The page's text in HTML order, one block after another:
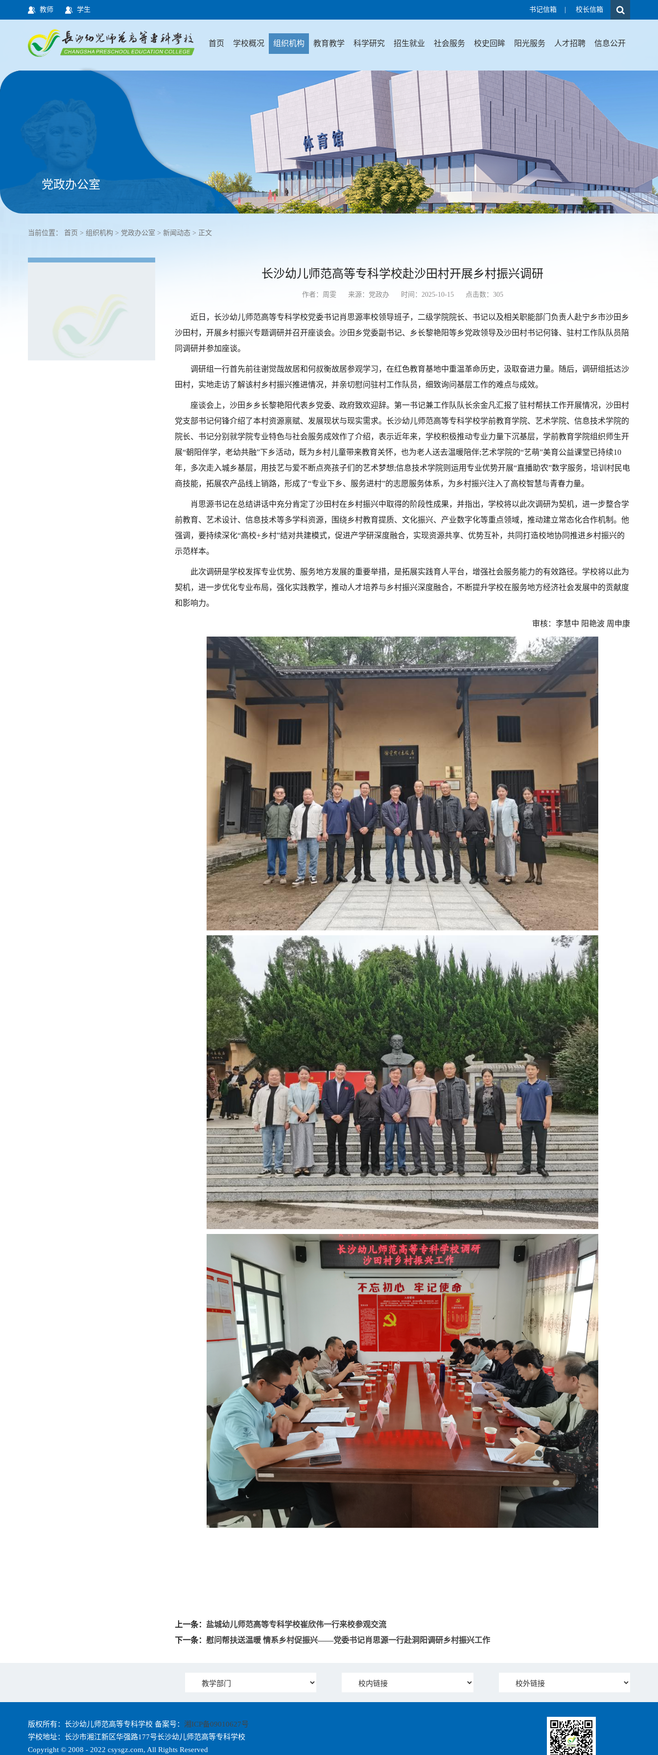
教师 学生 书记信箱 校长信箱
首页 学校概况 组织机构 教育教学 科学研究 招生就业 社会服务 校史回眸 阳光服务 人才招聘 信息公开
党政办公室
当前位置： 首页 > 组织机构 > 党政办公室 > 新闻动态 > 正文
长沙幼儿师范高等专科学校赴沙田村开展乡村振兴调研
作者：周雯 来源：党政办 时间：2025-10-15 点击数： 305
近日，长沙幼儿师范高等专科学校党委书记肖思源率校领导班子，二级学院院长、书记以及相关职能部门负责人赴宁乡市沙田乡
沙田村，开展乡村振兴专题调研并召开座谈会。沙田乡党委副书记、乡长黎艳阳等乡党政领导及沙田村书记何锋、驻村工作队队员陪
同调研并参加座谈。
调研组一行首先前往谢觉哉故居和何叔衡故居参观学习，在红色教育基地中重温革命历史，汲取奋进力量。随后，调研组抵达沙
田村，实地走访了解该村乡村振兴推进情况，并亲切慰问驻村工作队员，细致询问基层工作的难点与成效。
座谈会上，沙田乡乡长黎艳阳代表乡党委、政府致欢迎辞。第一书记兼工作队队长余金凡汇报了驻村帮扶工作开展情况，沙田村
党支部书记何锋介绍了本村资源禀赋、发展现状与现实需求。长沙幼儿师范高等专科学校学前教育学院、艺术学院、信息技术学院的
院长、书记分别就学院专业特色与社会服务成效作了介绍，表示近年来，学校积极推动专业力量下沉基层，学前教育学院组织师生开
展“朝阳伴学，老幼共融”下乡活动，既为乡村儿童带来教育关怀，也为老人送去温暖陪伴;艺术学院的“艺萌”美育公益课堂已持续10
年，多次走入城乡基层，用技艺与爱不断点亮孩子们的艺术梦想;信息技术学院则运用专业优势开展“直播助农”数字服务，培训村民电
商技能，拓展农产品线上销路，形成了“专业下乡、服务进村”的志愿服务体系，为乡村振兴注入了高校智慧与青春力量。
肖思源书记在总结讲话中充分肯定了沙田村在乡村振兴中取得的阶段性成果，并指出，学校将以此次调研为契机，进一步整合学
前教育、艺术设计、信息技术等多学科资源，围绕乡村教育提质、文化振兴、产业数字化等重点领域，推动建立常态化合作机制。他
强调，要持续深化“高校+乡村”结对共建模式，促进产学研深度融合，实现资源共享、优势互补，共同打造校地协同推进乡村振兴的
示范样本。
此次调研是学校发挥专业优势、服务地方发展的重要举措，是拓展实践育人平台，增强社会服务能力的有效路径。学校将以此为
契机，进一步优化专业布局，强化实践教学，推动人才培养与乡村振兴深度融合，不断提升学校在服务地方经济社会发展中的贡献度
和影响力。
审核：李慧中 阳艳波 周申康
上一条： 盐城幼儿师范高等专科学校崔欣伟一行来校参观交流
下一条： 慰问帮扶送温暖 情系乡村促振兴——党委书记肖思源一行赴洞阳调研乡村振兴工作
版权所有：长沙幼儿师范高等专科学校 备案号： 湘ICP备09010627号
学校地址：长沙市湘江新区华强路177号长沙幼儿师范高等专科学校
Copyright © 2008 - 2022 csysgz.com, All Rights Reserved